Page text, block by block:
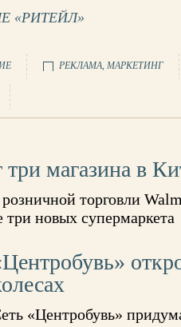
«РИТЕЙЛ»
РЕКЛАМА, МАРКЕТИНГ
магазина в
торговли
три новых супермаркета
«Центробувь»